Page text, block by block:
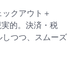
クアウト＋
的。決済・税
つつ、スムーズ